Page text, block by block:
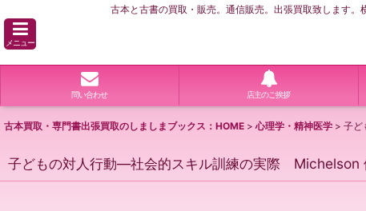
古本と古書の買取・販売。通信販売。出張買取致します
メニュー
問い合わせ 店主のご挨拶
古本買取・専門書出張買取のしましまブックス：HOME > 心理学・精神医学 > 子ど
子どもの対人行動―社会的スキル訓練の実際 Michelson